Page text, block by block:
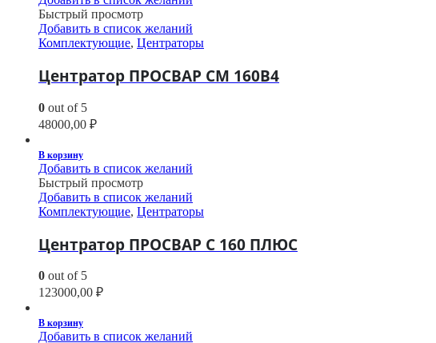
Быстрый просмотр
Добавить в список желаний
Комплектующие, Центраторы
Центратор ПРОСВАР СМ 160В4
0 out of 5
48000,00 ₽
В корзину
Добавить в список желаний
Быстрый просмотр
Добавить в список желаний
Комплектующие, Центраторы
Центратор ПРОСВАР С 160 ПЛЮС
0 out of 5
123000,00 ₽
В корзину
Добавить в список желаний